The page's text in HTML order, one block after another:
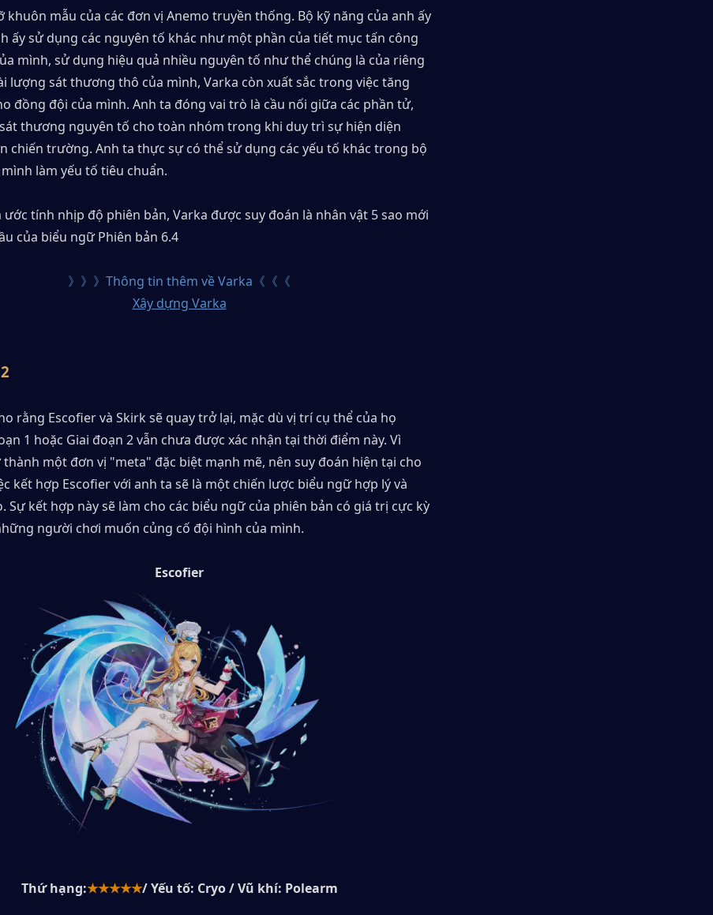
khuôn mẫu của các đơn vị Anemo truyền thống. Bộ kỹ năng của anh ấy
ấy sử dụng các nguyên tố khác như một phần của tiết mục tấn công
mình, sử dụng hiệu quả nhiều nguyên tố như thể chúng là của riêng
lượng sát thương thô của mình, Varka còn xuất sắc trong việc tăng
đồng đội của mình. Anh ta đóng vai trò là cầu nối giữa các phần tử,
thương nguyên tố cho toàn nhóm trong khi duy trì sự hiện diện
chiến trường. Anh ta thực sự có thể sử dụng các yếu tố khác trong bộ
làm yếu tố tiêu chuẩn.
ước tính nhịp độ phiên bản, Varka được suy đoán là nhân vật 5 sao mới
của biểu ngữ Phiên bản 6.4
》》》Thông tin thêm về Varka《《《
Xây dựng Varka
rằng Escofier và Skirk sẽ quay trở lại, mặc dù vị trí cụ thể của họ
1 hoặc Giai đoạn 2 vẫn chưa được xác nhận tại thời điểm này. Vì
một đơn vị "meta" đặc biệt mạnh mẽ, nên suy đoán hiện tại cho
kết hợp Escofier với anh ta sẽ là một chiến lược biểu ngữ hợp lý và
Sự kết hợp này sẽ làm cho các biểu ngữ của phiên bản có giá trị cực kỳ
người chơi muốn củng cố đội hình của mình.
Escofier
Thứ hạng:★★★★★/ Yếu tố: Cryo / Vũ khí: Polearm